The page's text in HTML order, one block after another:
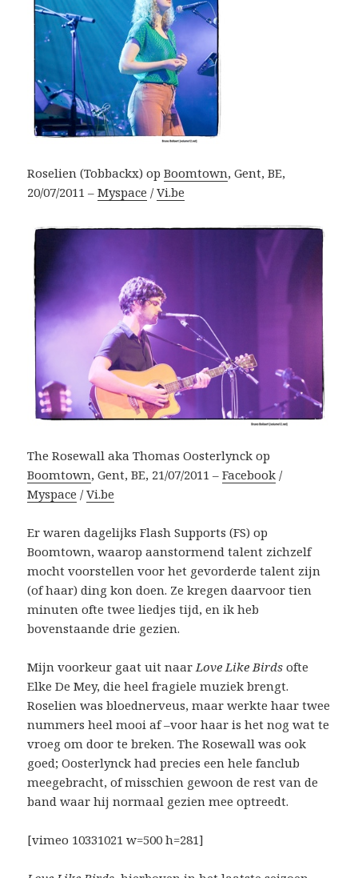
Roselien (Tobbackx) opBoomtown, Gent, BE,
20/07/2011 –Myspace /Vi.be
The Rosewall aka Thomas Oosterlynck op
Boomtown, Gent, BE, 21/07/2011 –Facebook /
Myspace /Vi.be
Er waren dagelijks Flash Supports (FS) op
Boomtown, waarop aanstormend talent zichzelf
mocht voorstellen voor het gevorderde talent zijn
(of haar) ding kon doen. Ze kregen daarvoor tien
minuten ofte twee liedjes tijd, en ik heb
bovenstaande drie gezien.
Mijn voorkeur gaat uit naar Love Like Birds ofte
Elke De Mey, die heel fragiele muziek brengt.
Roselien was bloednerveus, maar werkte haar twee
nummers heel mooi af –voor haar is het nog wat te
vroeg om door te breken. The Rosewall was ook
goed; Oosterlynck had precies een hele fanclub
meegebracht, of misschien gewoon de rest van de
band waar hij normaal gezien mee optreedt.
[vimeo 10331021 w=500 h=281]